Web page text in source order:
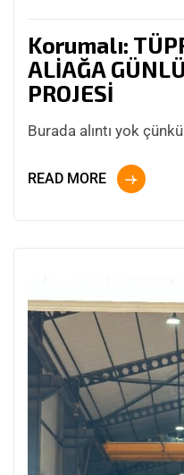
Korumalı:
ALİAĞA
PROJESİ
Burada alıntı yok
READ MORE